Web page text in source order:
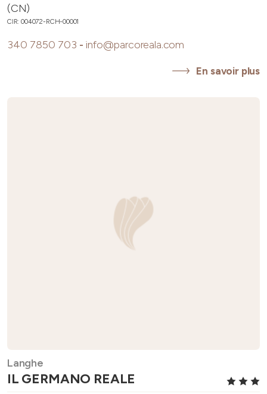
(CN)
CIR: 004072-RCH-00001
340 7850 703 - info@parcoreala.com
En savoir plus
Langhe
IL GERMANO REALE